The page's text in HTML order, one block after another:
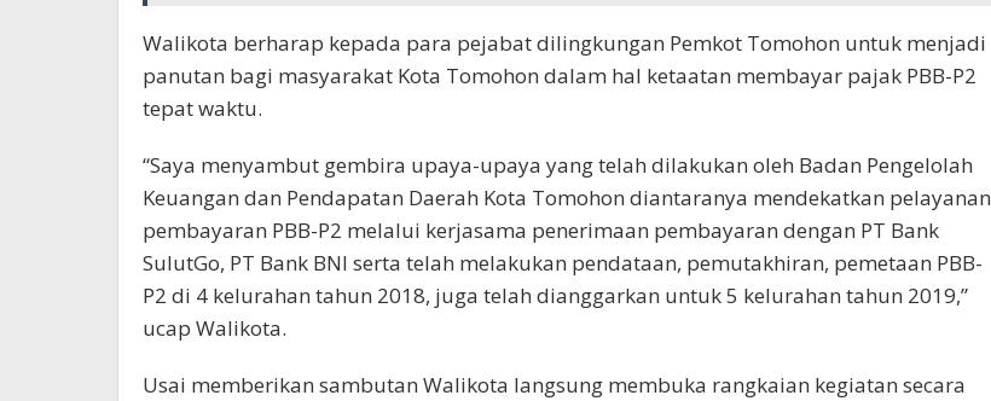
Walikota berharap kepada para pejabat dilingkungan Pemkot Tomohon untuk menjadi
panutan bagi masyarakat Kota Tomohon dalam hal ketaatan membayar pajak PBB-P2
tepat waktu.
“Saya menyambut gembira upaya-upaya yang telah dilakukan oleh Badan Pengelolah
Keuangan dan Pendapatan Daerah Kota Tomohon diantaranya mendekatkan pelayanan
pembayaran PBB-P2 melalui kerjasama penerimaan pembayaran dengan PT Bank
SulutGo, PT Bank BNI serta telah melakukan pendataan, pemutakhiran, pemetaan PBB-
P2 di 4 kelurahan tahun 2018, juga telah dianggarkan untuk 5 kelurahan tahun 2019,”
ucap Walikota.
Usai memberikan sambutan Walikota langsung membuka rangkaian kegiatan secara